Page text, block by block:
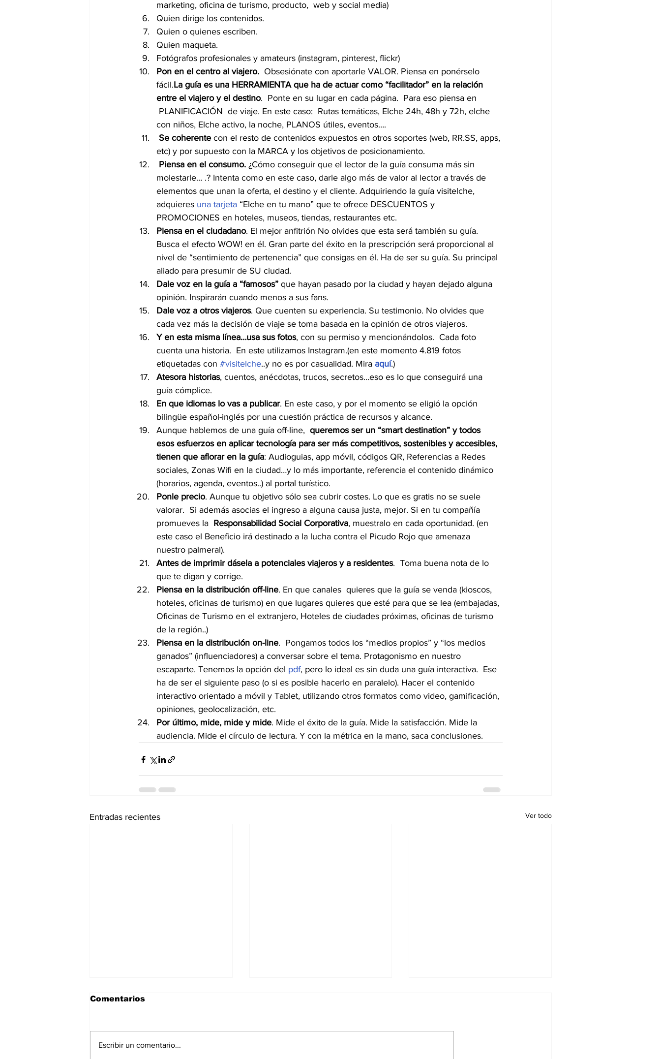
marketing, oficina de turismo, producto,  web y social media)
Quien dirige los contenidos.
Quien o quienes escriben.
Quien maqueta.
Fotógrafos profesionales y amateurs (instagram, pinterest, flickr)
Pon en el centro al viajero. Obsesiónate con aportarle VALOR. Piensa en ponérselo
fácil.La guía es una HERRAMIENTA que ha de actuar como “facilitador” en la relación
entre el viajero y el destino.  Ponte en su lugar en cada página.  Para eso piensa en
con niños, Elche activo, la noche, PLANOS útiles, eventos….
Se coherente con el resto de contenidos expuestos en otros soportes (web, RR.SS, apps,
etc) y por supuesto con la MARCA y los objetivos de posicionamiento.
Piensa en el consumo. ¿Cómo conseguir que el lector de la guía consuma más sin
molestarle… .? Intenta como en este caso, darle algo más de valor al lector a través de
elementos que unan la oferta, el destino y el cliente. Adquiriendo la guía visitelche,
adquieres una tarjeta “Elche en tu mano” que te ofrece DESCUENTOS y
PROMOCIONES en hoteles, museos, tiendas, restaurantes etc.
Piensa en el ciudadano. El mejor anfitrión No olvides que esta será también su guía.
Busca el efecto WOW! en él. Gran parte del éxito en la prescripción será proporcional al
nivel de “sentimiento de pertenencia” que consigas en él. Ha de ser su guía. Su principal
aliado para presumir de SU ciudad.
Dale voz en la guía a “famosos” que hayan pasado por la ciudad y hayan dejado alguna
opinión. Inspirarán cuando menos a sus fans.
Dale voz a otros viajeros. Que cuenten su experiencia. Su testimonio. No olvides que
cada vez más la decisión de viaje se toma basada en la opinión de otros viajeros.
Y en esta misma línea…usa sus fotos, con su permiso y mencionándolos.  Cada foto
cuenta una historia.  En este utilizamos Instagram.(en este momento 4.819 fotos
etiquetadas con #visitelche..y no es por casualidad. Mira aquí.)
Atesora historias, cuentos, anécdotas, trucos, secretos…eso es lo que conseguirá una
guía cómplice.
En que idiomas lo vas a publicar. En este caso, y por el momento se eligió la opción
bilingüe español-inglés por una cuestión práctica de recursos y alcance.
Aunque hablemos de una guía off-line, queremos ser un “smart destination” y todos
esos esfuerzos en aplicar tecnología para ser más competitivos, sostenibles y accesibles,
tienen que aflorar en la guía: Audioguias, app móvil, códigos QR, Referencias a Redes
sociales, Zonas Wifi en la ciudad…y lo más importante, referencia el contenido dinámico
(horarios, agenda, eventos..) al portal turístico.
Ponle precio. Aunque tu objetivo sólo sea cubrir costes. Lo que es gratis no se suele
valorar.  Si además asocias el ingreso a alguna causa justa, mejor. Si en tu compañía
promueves la Responsabilidad Social Corporativa, muestralo en cada oportunidad. (en
este caso el Beneficio irá destinado a la lucha contra el Picudo Rojo que amenaza
nuestro palmeral).
Antes de imprimir dásela a potenciales viajeros y a residentes.  Toma buena nota de lo
que te digan y corrige.
Piensa en la distribución off-line. En que canales  quieres que la guía se venda (kioscos,
hoteles, oficinas de turismo) en que lugares quieres que esté para que se lea (embajadas,
Oficinas de Turismo en el extranjero, Hoteles de ciudades próximas, oficinas de turismo
de la región..)
Piensa en la distribución on-line.  Pongamos todos los “medios propios” y “los medios
ganados” (influenciadores) a conversar sobre el tema. Protagonismo en nuestro
escaparte. Tenemos la opción del pdf, pero lo ideal es sin duda una guía interactiva.  Ese
ha de ser el siguiente paso (o si es posible hacerlo en paralelo). Hacer el contenido
interactivo orientado a móvil y Tablet, utilizando otros formatos como video, gamificación,
opiniones, geolocalización, etc.
Por último, mide, mide y mide. Mide el éxito de la guía. Mide la satisfacción. Mide la
audiencia. Mide el círculo de lectura. Y con la métrica en la mano, saca conclusiones.
Entradas recientes Ver todo
Comentarios
Escribir un comentario...